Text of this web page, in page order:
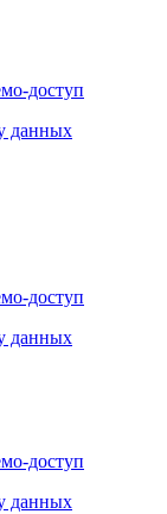
юр.
данных
данных